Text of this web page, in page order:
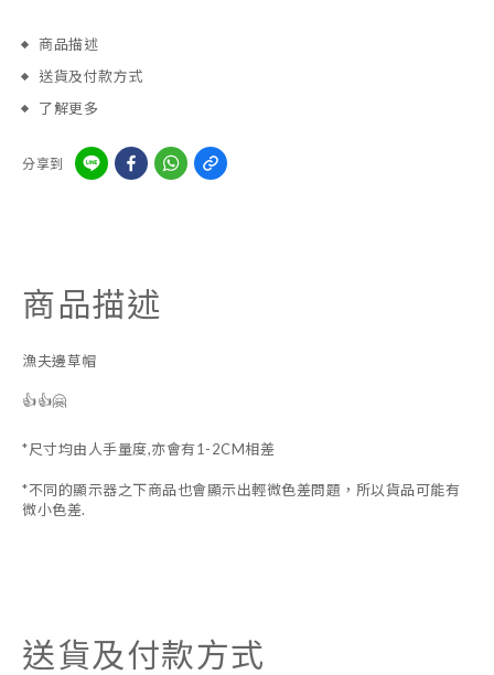
商品描述
送貨及付款方式
了解更多
分享到
商品描述
漁夫邊草帽
👍👍🤗
*尺寸均由人手量度,亦會有1-2CM相差
*不同的顯示器之下商品也會顯示出輕微色差問題，所以貨品可能有
微小色差.
送貨及付款方式